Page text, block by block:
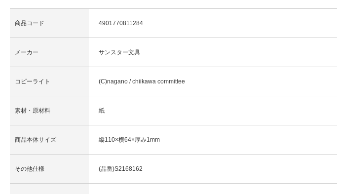
商品コード 4901770811284
メーカー サンスター文具
コピーライト (C)nagano / chiikawa committee
素材・原材料 紙
商品本体サイズ 縦110×横64×厚み1mm
その他仕様 (品番)S2168162